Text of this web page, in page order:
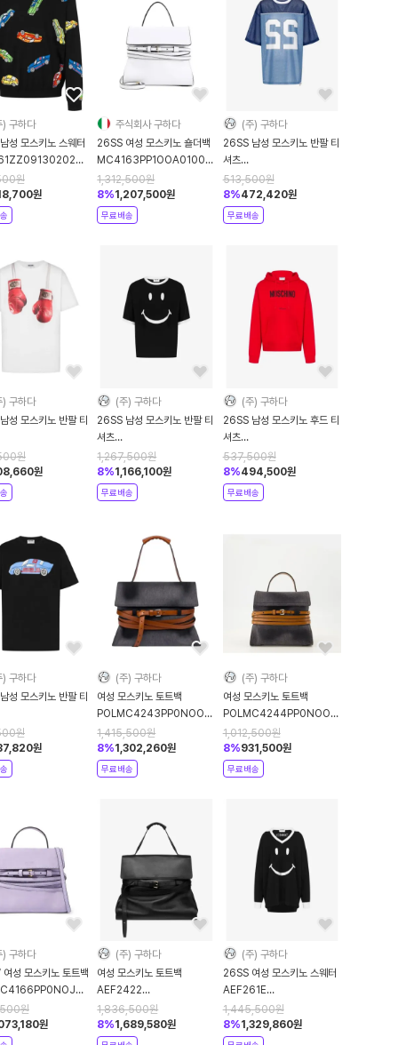
) 구하다
성 모스키노 스웨터
원
원
주식회사 구하다
26SS 여성 모스키노 숄더백
MC4163PP1OOA0100
White
1,312,500원
8%1,207,500원
무료배송
(주) 구하다
26SS 남성 모스키노 반팔 티
셔츠
AEF261ZZ07260247AEF1290
Blue DOM
513,500원
8%472,420원
무료배송
) 구하다
성 모스키노 반팔 티
원
원
(주) 구하다
26SS 남성 모스키노 반팔 티
셔츠
AEF261ZZ09030200AEF1555
Black DOM
1,267,500원
8%1,166,100원
무료배송
(주) 구하다
26SS 남성 모스키노 후드 티
셔츠
AEF261ZZ17080228AEF1115
Red DOM
537,500원
8%494,500원
무료배송
) 구하다
성 모스키노 반팔 티
원
원
(주) 구하다
여성 모스키노 토트백
POLMC4243PP0NOO1POL00A
BLACK DOM
1,415,500원
8%1,302,260원
무료배송
(주) 구하다
여성 모스키노 토트백
POLMC4244PP0NOO1POL00A
BLACK DOM
1,012,500원
8%931,500원
무료배송
) 구하다
성 모스키노 토트백
DOM
원
원
(주) 구하다
여성 모스키노 토트백
AEF2422
75698002AEF1555
BLACK DOM
1,836,500원
8%1,689,580원
(주) 구하다
26SS 여성 모스키노 스웨터
AEF261E
09280500AEF1555
Black DOM
1,445,500원
8%1,329,860원